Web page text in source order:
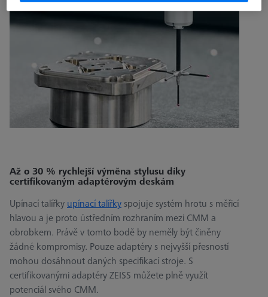
Až o 30 % rychlejší výměna stylusu díky
certifikovaným adaptérovým deskám
Upínací talířky upínací talířky spojuje systém hrotu s měřicí
hlavou a je proto ústředním rozhraním mezi CMM a
obrobkem. Právě v tomto bodě by neměly být činěny
žádné kompromisy. Pouze adaptéry s nejvyšší přesností
mohou dosáhnout daných specifikací stroje. S
certifikovanými adaptéry ZEISS můžete plně využít
potenciál svého CMM.